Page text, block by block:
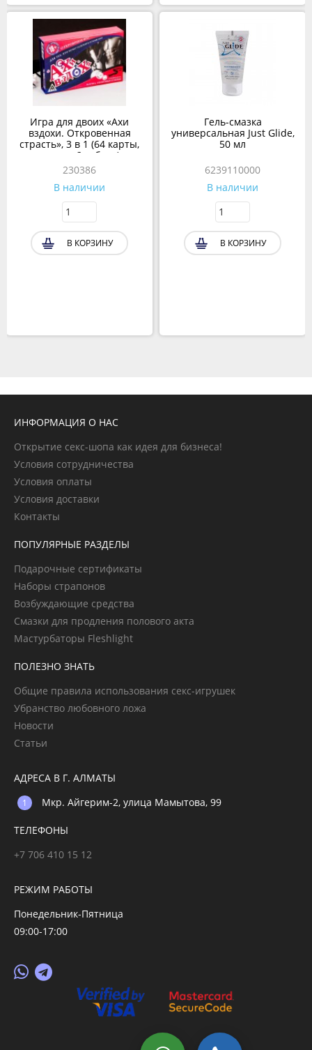
Игра для двоих «Ахи
вздохи. Откровенная
страсть», 3 в 1 (64 карты,
плетка, 2 кубика)
230386
В наличии
В КОРЗИНУ
Гель-смазка
универсальная Just Glide,
50 мл
6239110000
В наличии
В КОРЗИНУ
ИНФОРМАЦИЯ О НАС
Открытие секс-шопа как идея для бизнеса!
Условия сотрудничества
Условия оплаты
Условия доставки
Контакты
ПОПУЛЯРНЫЕ РАЗДЕЛЫ
Подарочные сертификаты
Наборы страпонов
Возбуждающие средства
Смазки для продления полового акта
Мастурбаторы Fleshlight
ПОЛЕЗНО ЗНАТЬ
Общие правила использования секс-игрушек
Убранство любовного ложа
Новости
Статьи
АДРЕСА В Г. АЛМАТЫ
Мкр. Айгерим-2, улица Мамытова, 99
ТЕЛЕФОНЫ
+7 706 410 15 12
РЕЖИМ РАБОТЫ
Понедельник-Пятница
09:00-17:00